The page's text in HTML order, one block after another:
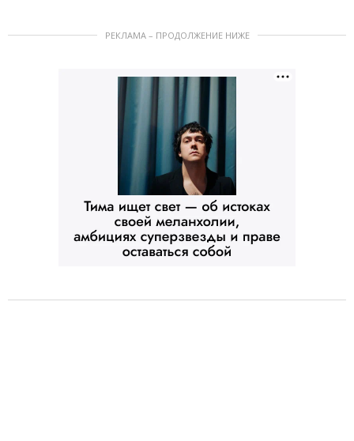
РЕКЛАМА – ПРОДОЛЖЕНИЕ НИЖЕ